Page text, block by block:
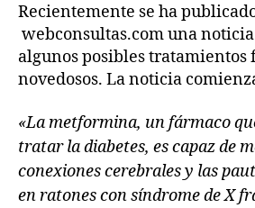
Recientemente se ha
webconsultas.com una
algunos posibles tratamientos
novedosos. La noticia
«La metformina, un fármaco
tratar la diabetes, es capaz de
conexiones cerebrales y las
en ratones con síndrome de X